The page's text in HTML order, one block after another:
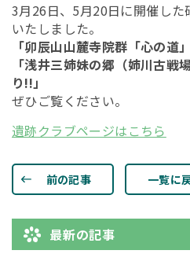
3月26日、5月20日に開催し
いたしました。
「卯辰山山麓寺院群「心の道
「浅井三姉妹の郷（姉川古戦
り!!」
ぜひご覧ください。
遺跡クラブページはこちら
前の記事 一覧に
最新の記事